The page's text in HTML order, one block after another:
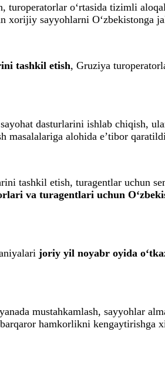
o‘rtasida tizimli
xorijiy sayyohlarni O‘zbekistonga
tashkil etish, Gruziya
dasturlarini ishlab chiqish,
masalalariga alohida e’tibor
tashkil etish, turagentlar uchun
va turagentlari uchun
joriy yil noyabr oyida
mustahkamlash, sayyohlar
hamkorlikni kengaytirishga